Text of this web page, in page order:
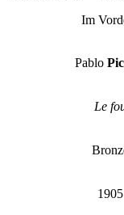
Im
Pablo
Le
1905